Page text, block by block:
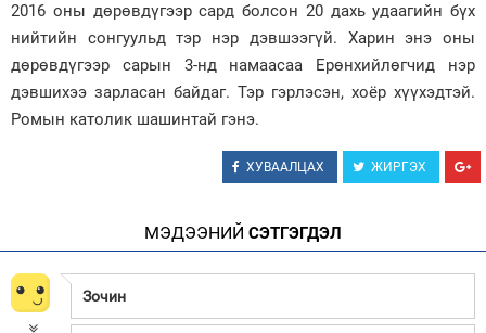
2016 оны дөрөвдүгээр сард болсон 20 дахь удаагийн бүх
нийтийн сонгуульд тэр нэр дэвшээгүй. Харин энэ оны
дөрөвдүгээр сарын 3-нд намаасаа Ерөнхийлөгчид нэр
дэвшихээ зарласан байдаг. Тэр гэрлэсэн, хоёр хүүхэдтэй.
Ромын католик шашинтай гэнэ.
ХУВААЛЦАХ ЖИРГЭХ
МЭДЭЭНИЙ СЭТГЭГДЭЛ